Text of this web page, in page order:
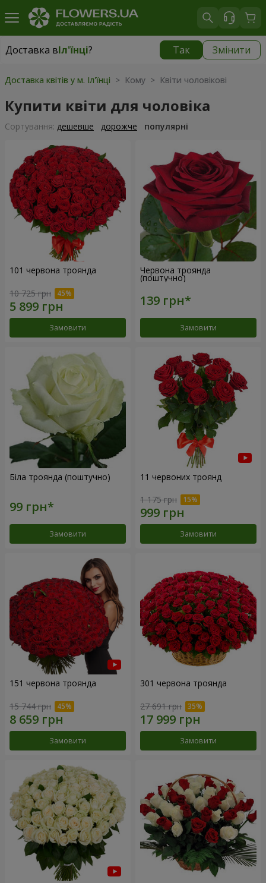
Доставка вІл'їнці? Так Змінити
Доставка вІл'їнці|
Доставка квітів у м. Іл'їнці > Кому > Квіти чоловікові
Купити квіти для чоловіка
Сортування: дешевше дорожче популярні
101 червона троянда
10 725 грн
Замовити
Червона троянда
(поштучно)
Замовити
Біла троянда (поштучно)
Замовити
11 червоних троянд
1 175 грн
Замовити
151 червона троянда
15 744 грн
Замовити
301 червона троянда
27 691 грн
Замовити